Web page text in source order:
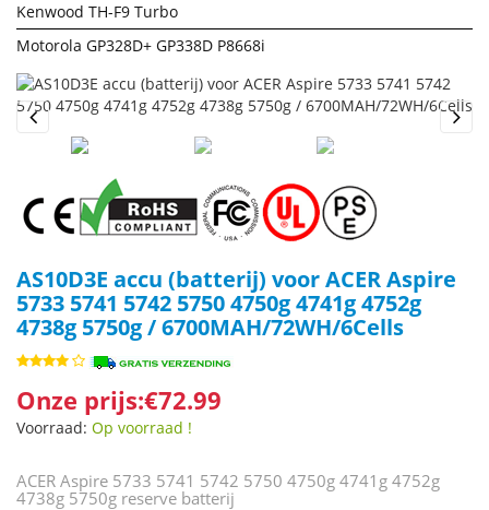
Kenwood TH-F9 Turbo
Motorola GP328D+ GP338D P8668i
Previous
AS10D3E accu (batterij) voor ACER Aspire
5733 5741 5742 5750 4750g 4741g 4752g
4738g 5750g / 6700MAH/72WH/6Cells
Onze prijs:€72.99
Voorraad: Op voorraad !
ACER Aspire 5733 5741 5742 5750 4750g 4741g 4752g
4738g 5750g reserve batterij